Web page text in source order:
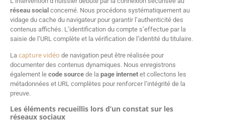
réseau social concerné. Nous procédons systématiquement au
vidage du cache du navigateur pour garantir l’authenticité des
contenus affichés. L’identification du compte s’effectue par la
saisie de l’URL complète et la vérification de l’identité du titulaire.
La capture vidéo de navigation peut être réalisée pour
documenter des contenus dynamiques. Nous enregistrons
également le code source de la page internet et collectons les
métadonnées et URL complètes pour renforcer l’intégrité de la
preuve.
Les éléments recueillis lors d’un constat sur les
réseaux sociaux